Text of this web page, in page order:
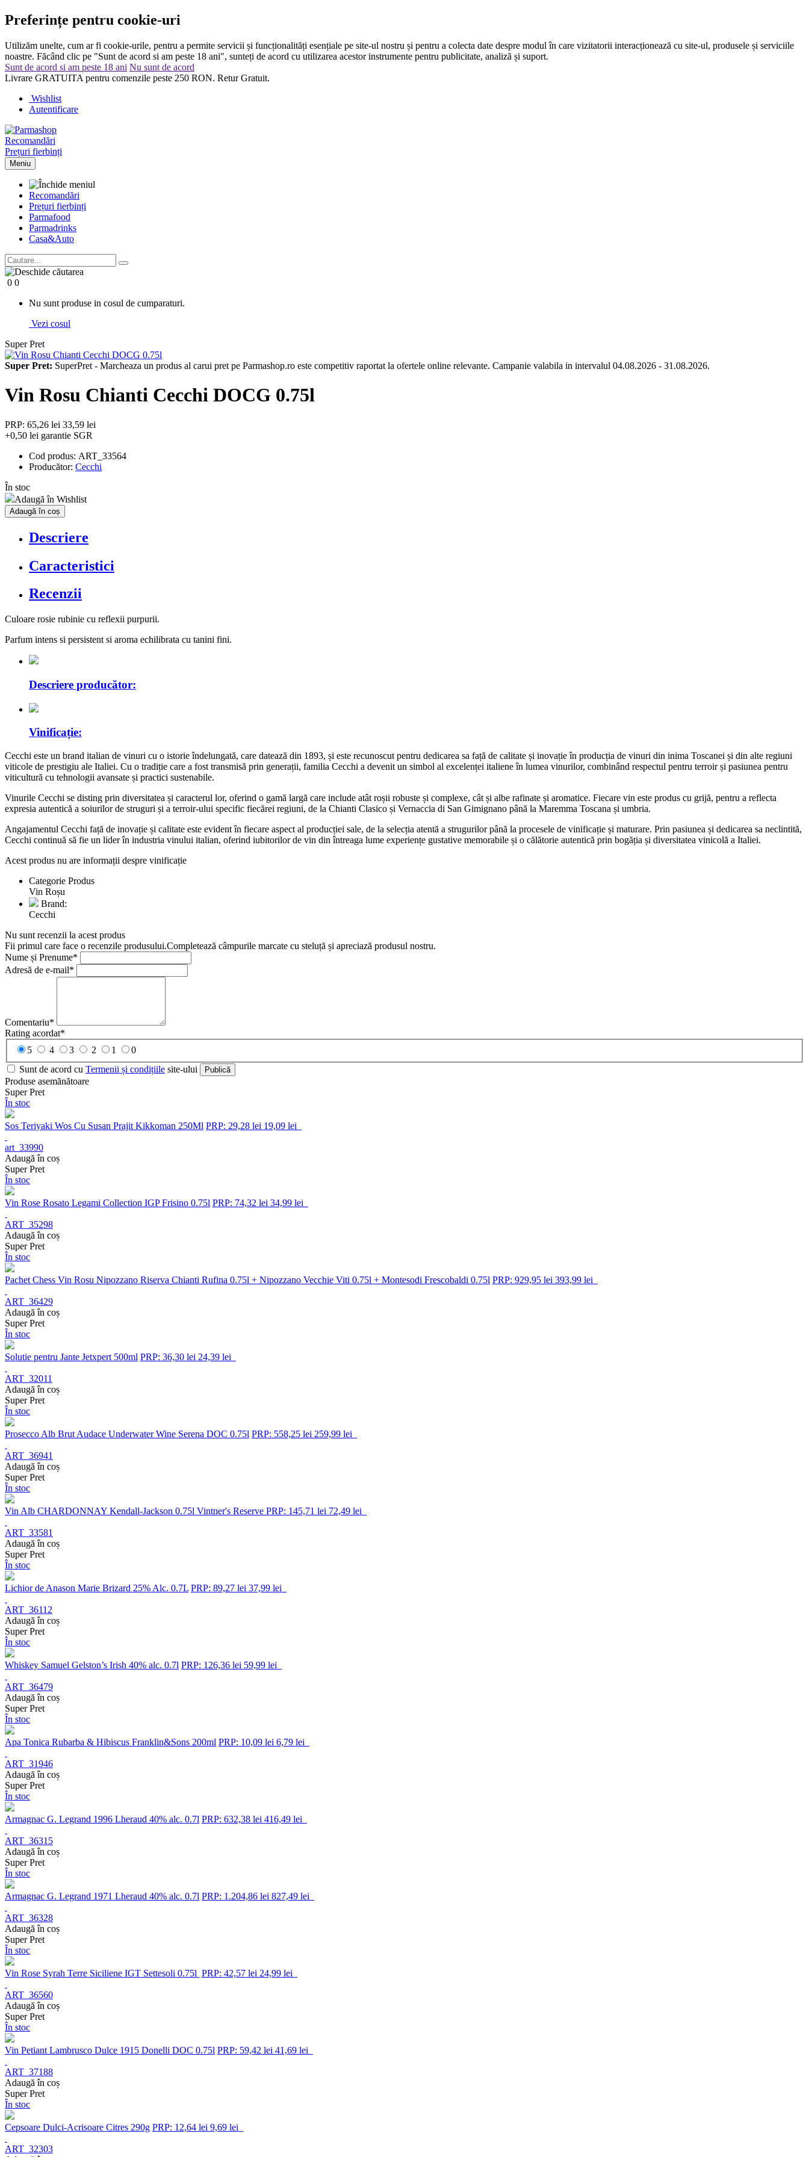
Preferințe pentru cookie-uri
Utilizăm unelte, cum ar fi cookie-urile, pentru a permite servicii și funcționalități esențiale pe site-ul nostru și pentru a colecta date despre modul în care vizitatorii interacționează cu site-ul, produsele și serviciile
noastre. Făcând clic pe "Sunt de acord si am peste 18 ani", sunteți de acord cu utilizarea acestor instrumente pentru publicitate, analiză și suport.
Sunt de acord si am peste 18 ani Nu sunt de acord
Livrare GRATUITA pentru comenzile peste 250 RON. Retur Gratuit.
Wishlist
Autentificare
Recomandări
Prețuri fierbinți
Meniu
Recomandări
Prețuri fierbinți
Parmafood
Parmadrinks
Casa&Auto
0 0
Nu sunt produse in cosul de cumparaturi.
Vezi cosul
Super Pret
Super Pret: SuperPret - Marcheaza un produs al carui pret pe Parmashop.ro este competitiv raportat la ofertele online relevante. Campanie valabila in intervalul 04.08.2026 - 31.08.2026.
Vin Rosu Chianti Cecchi DOCG 0.75l
PRP: 65,26 lei 33,59 lei
+0,50 lei garantie SGR
Cod produs: ART_33564
Producător: Cecchi
În stoc
Adaugă în Wishlist
Adaugă în coș
Descriere
Caracteristici
Recenzii
Culoare rosie rubinie cu reflexii purpurii.
Parfum intens si persistent si aroma echilibrata cu tanini fini.
Descriere producător:
Vinificație:
Cecchi este un brand italian de vinuri cu o istorie îndelungată, care datează din 1893, și este recunoscut pentru dedicarea sa față de calitate și inovație în producția de vinuri din inima Toscanei și din alte regiuni
viticole de prestigiu ale Italiei. Cu o tradiție care a fost transmisă prin generații, familia Cecchi a devenit un simbol al excelenței italiene în lumea vinurilor, combinând respectul pentru terroir și pasiunea pentru
viticultură cu tehnologii avansate și practici sustenabile.
Vinurile Cecchi se disting prin diversitatea și caracterul lor, oferind o gamă largă care include atât roșii robuste și complexe, cât și albe rafinate și aromatice. Fiecare vin este produs cu grijă, pentru a reflecta
expresia autentică a soiurilor de struguri și a terroir-ului specific fiecărei regiuni, de la Chianti Clasico și Vernaccia di San Gimignano până la Maremma Toscana și umbria.
Angajamentul Cecchi față de inovație și calitate este evident în fiecare aspect al producției sale, de la selecția atentă a strugurilor până la procesele de vinificație și maturare. Prin pasiunea și dedicarea sa neclintită,
Cecchi continuă să fie un lider în industria vinului italian, oferind iubitorilor de vin din întreaga lume experiențe gustative memorabile și o călătorie autentică prin bogăția și diversitatea vinicolă a Italiei.
Acest produs nu are informații despre vinificație
Categorie Produs
Vin Roșu
Brand:
Cecchi
Nu sunt recenzii la acest produs
Fii primul care face o recenzile produsului.Completează câmpurile marcate cu steluță și apreciază produsul nostru.
Nume și Prenume*
Adresă de e-mail*
Comentariu*
Rating acordat*
5
4 3 2 1
0
Sunt de acord cu Termenii și condițiile site-ului Publică
Produse asemănătoare
Super Pret
În stoc
Sos Teriyaki Wos Cu Susan Prajit Kikkoman 250Ml PRP: 29,28 lei 19,09 lei
art_33990
Adaugă în coș
Super Pret
În stoc
Vin Rose Rosato Legami Collection IGP Frisino 0.75l PRP: 74,32 lei 34,99 lei
ART_35298
Adaugă în coș
Super Pret
În stoc
Pachet Chess Vin Rosu Nipozzano Riserva Chianti Rufina 0.75l + Nipozzano Vecchie Viti 0.75l + Montesodi Frescobaldi 0.75l PRP: 929,95 lei 393,99 lei
ART_36429
Adaugă în coș
Super Pret
În stoc
Solutie pentru Jante Jetxpert 500ml PRP: 36,30 lei 24,39 lei
ART_32011
Adaugă în coș
Super Pret
În stoc
Prosecco Alb Brut Audace Underwater Wine Serena DOC 0.75l PRP: 558,25 lei 259,99 lei
ART_36941
Adaugă în coș
Super Pret
În stoc
Vin Alb CHARDONNAY Kendall-Jackson 0.75l Vintner's Reserve PRP: 145,71 lei 72,49 lei
ART_33581
Adaugă în coș
Super Pret
În stoc
Lichior de Anason Marie Brizard 25% Alc. 0.7L PRP: 89,27 lei 37,99 lei
ART_36112
Adaugă în coș
Super Pret
În stoc
Whiskey Samuel Gelston’s Irish 40% alc. 0.7l PRP: 126,36 lei 59,99 lei
ART_36479
Adaugă în coș
Super Pret
În stoc
Apa Tonica Rubarba & Hibiscus Franklin&Sons 200ml PRP: 10,09 lei 6,79 lei
ART_31946
Adaugă în coș
Super Pret
În stoc
Armagnac G. Legrand 1996 Lheraud 40% alc. 0.7l PRP: 632,38 lei 416,49 lei
ART_36315
Adaugă în coș
Super Pret
În stoc
Armagnac G. Legrand 1971 Lheraud 40% alc. 0.7l PRP: 1.204,86 lei 827,49 lei
ART_36328
Adaugă în coș
Super Pret
În stoc
Vin Rose Syrah Terre Siciliene IGT Settesoli 0.75l PRP: 42,57 lei 24,99 lei
ART_36560
Adaugă în coș
Super Pret
În stoc
Vin Petiant Lambrusco Dulce 1915 Donelli DOC 0.75l PRP: 59,42 lei 41,69 lei
ART_37188
Adaugă în coș
Super Pret
În stoc
Cepsoare Dulci-Acrisoare Citres 290g PRP: 12,64 lei 9,69 lei
ART_32303